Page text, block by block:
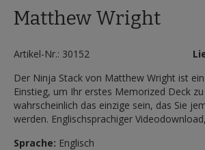
springen
Matthew Wright
Artikel-Nr.: 30152
Der Ninja Stack von Matthew Wright ist
Einstieg, um Ihr erstes Memorized Deck
wahrscheinlich das einzige sein, das Sie
werden. Englischsprachiger
Sprache: Englisch